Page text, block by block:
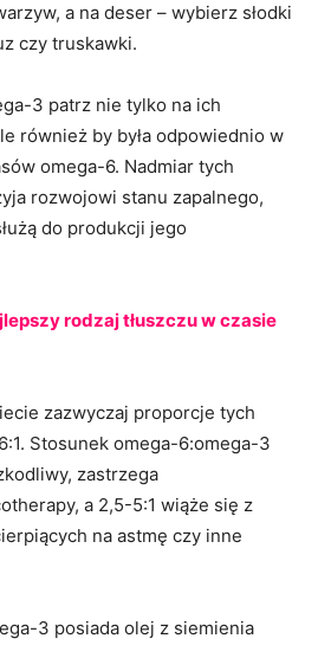
a na deser – wybierz słodki
czy truskawki.
3 patrz nie tylko na ich
również by była odpowiednio w
omega-6. Nadmiar tych
rozwojowi stanu zapalnego,
do produkcji jego
rodzaj tłuszczu w czasie
zazwyczaj proporcje tych
Stosunek omega-6:omega-3
zastrzega
a 2,5-5:1 wiąże się z
na astmę czy inne
3 posiada olej z siemienia